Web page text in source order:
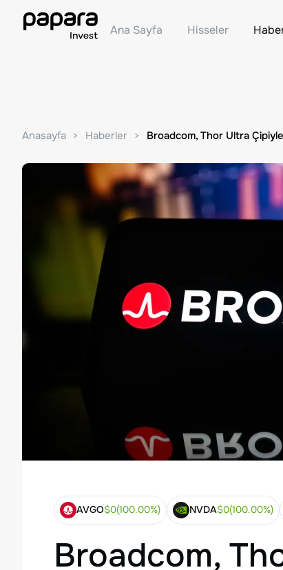
Ana Sayfa Hisseler
Anasayfa Haberler Broadcom, Thor Ultra
AVGO$0(100.00%) NVDA$0(100.00%)
Broadcom,